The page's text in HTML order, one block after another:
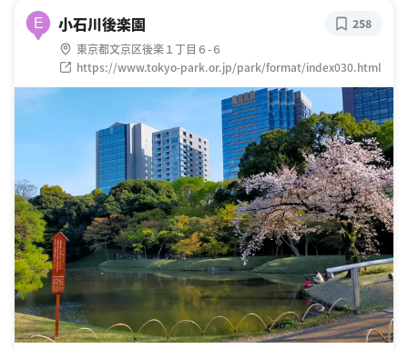
E 小石川後楽園
東京都文京区後楽１丁目６-６
https://www.tokyo-park.or.jp/park/format/index030.html
258